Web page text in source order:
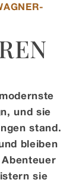
und sie
stand.
bleiben
sie